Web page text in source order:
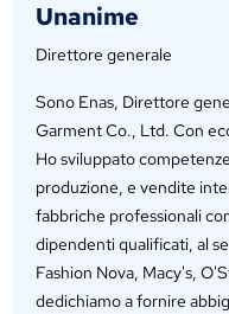
Unanime
Direttore generale
Sono Enas, Direttore
Garment Co., Ltd. Con
Ho sviluppato
produzione, e vendite
fabbriche professionali
dipendenti qualificati, al
Fashion Nova, Macy's,
dedichiamo a fornire